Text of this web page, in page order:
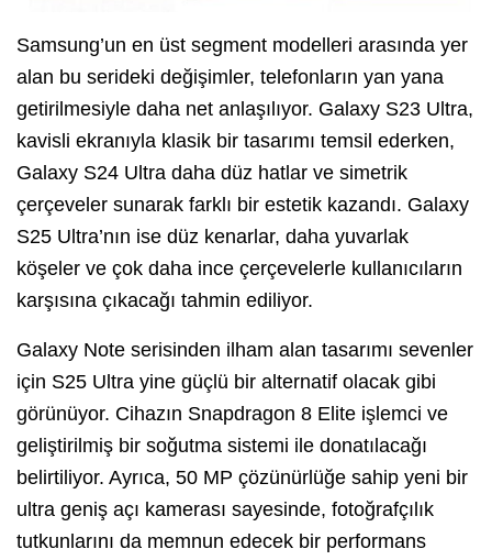
Samsung’un en üst segment modelleri arasında yer
alan bu serideki değişimler, telefonların yan yana
getirilmesiyle daha net anlaşılıyor. Galaxy S23 Ultra,
kavisli ekranıyla klasik bir tasarımı temsil ederken,
Galaxy S24 Ultra daha düz hatlar ve simetrik
çerçeveler sunarak farklı bir estetik kazandı. Galaxy
S25 Ultra’nın ise düz kenarlar, daha yuvarlak
köşeler ve çok daha ince çerçevelerle kullanıcıların
karşısına çıkacağı tahmin ediliyor.
Galaxy Note serisinden ilham alan tasarımı sevenler
için S25 Ultra yine güçlü bir alternatif olacak gibi
görünüyor. Cihazın Snapdragon 8 Elite işlemci ve
geliştirilmiş bir soğutma sistemi ile donatılacağı
belirtiliyor. Ayrıca, 50 MP çözünürlüğe sahip yeni bir
ultra geniş açı kamerası sayesinde, fotoğrafçılık
tutkunlarını da memnun edecek bir performans